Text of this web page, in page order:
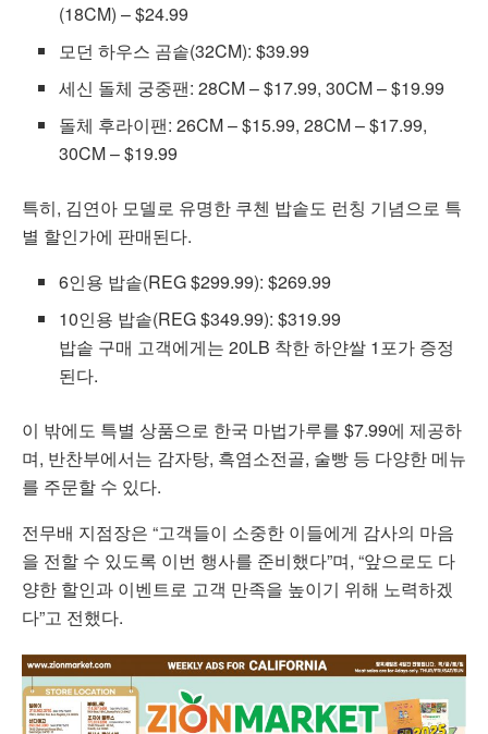
(18CM) – $24.99
모던 하우스 곰솥(32CM): $39.99
세신 돌체 궁중팬: 28CM – $17.99, 30CM – $19.99
돌체 후라이팬: 26CM – $15.99, 28CM – $17.99,
30CM – $19.99
특히, 김연아 모델로 유명한 쿠첸 밥솥도 런칭 기념으로 특
별 할인가에 판매된다.
6인용 밥솥(REG $299.99): $269.99
10인용 밥솥(REG $349.99): $319.99
밥솥 구매 고객에게는 20LB 착한 하얀쌀 1포가 증정
된다.
이 밖에도 특별 상품으로 한국 마법가루를 $7.99에 제공하
며, 반찬부에서는 감자탕, 흑염소전골, 술빵 등 다양한 메뉴
를 주문할 수 있다.
전무배 지점장은 “고객들이 소중한 이들에게 감사의 마음
을 전할 수 있도록 이번 행사를 준비했다”며, “앞으로도 다
양한 할인과 이벤트로 고객 만족을 높이기 위해 노력하겠
다”고 전했다.